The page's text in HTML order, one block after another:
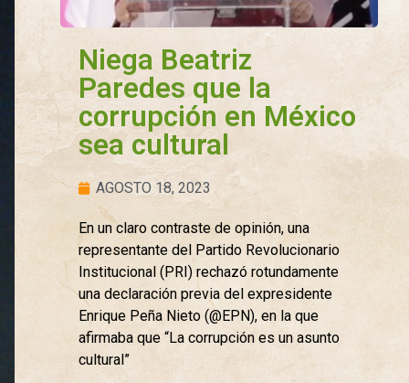
Niega Beatriz
Paredes que la
corrupción en México
sea cultural
AGOSTO 18, 2023
En un claro contraste de opinión, una
representante del Partido Revolucionario
Institucional (PRI) rechazó rotundamente
una declaración previa del expresidente
Enrique Peña Nieto (@EPN), en la que
afirmaba que “La corrupción es un asunto
cultural”